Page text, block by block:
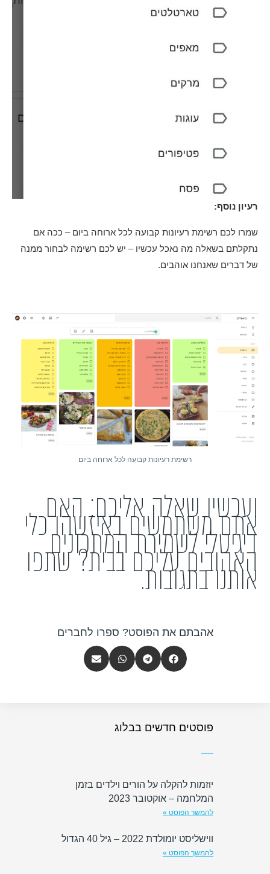
רעיון נוסף:
שמרו לכם רשימת רעיונות קבועה לכל ארוחה ביום – ככה אם
נתקלתם בשאלה מה נאכל עכשיו – יש לכם רשימה לבחור ממנה
של דברים שאנחנו אוהבים.
רשימת רעיונות קבועה לכל ארוחה ביום
​ועכשיו שאלה אליכם: האם
אתם משתמשים באיזשהו כלי
דיגיטלי לשמירת המתכונים
האהובים עליכם בבית? שתפו
אותנו בתגובות.
אהבתם את הפוסט? ספרו לחברים
פוסטים חדשים בבלוג
יוזמות להקלה על הורים וילדים בזמן
המלחמה – אוקטובר 2023
להמשך הפוסט »
ווישליסט יומולדת 2022 – גיל 40 הגדול
להמשך הפוסט »